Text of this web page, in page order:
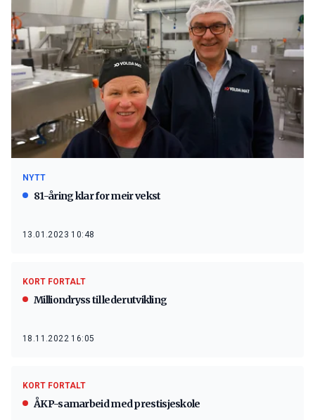
NYTT
81-åring klar for meir vekst
13.01.2023 10:48
KORT FORTALT
Milliondryss til lederutvikling
18.11.2022 16:05
KORT FORTALT
ÅKP-samarbeid med prestisjeskole